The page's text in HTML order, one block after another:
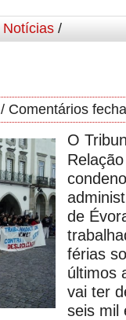
Notícias /
/ Comentários
O
de
férias
últimos
vai ter
seis mil